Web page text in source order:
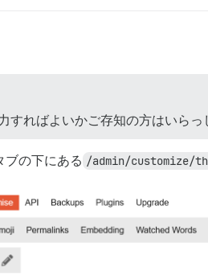
すればよいかご存知の方はいらっ
ブの下にある /admin/customize/